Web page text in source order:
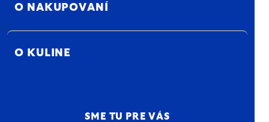
O NAKUPOVANÍ
O KULINE
SME TU PRE VÁS